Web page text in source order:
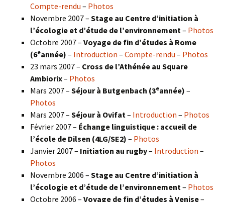
Compte-rendu – Photos
Novembre 2007 – Stage au Centre d’initiation à
l’écologie et d’étude de l’environnement – Photos
Octobre 2007 – Voyage de fin d’études à Rome
(6eannée) – Introduction – Compte-rendu – Photos
23 mars 2007 – Cross de l’Athénée au Square
Ambiorix– Photos
Mars 2007 – Séjour à Butgenbach (3eannée) –
Photos
Mars 2007 – Séjour à Ovifat – Introduction – Photos
Février 2007 – Échange linguistique : accueil de
l’école de Dilsen (4LG/SE2) – Photos
Janvier 2007 – Initiation au rugby– Introduction –
Photos
Novembre 2006 – Stage au Centre d’initiation à
l’écologie et d’étude de l’environnement – Photos
Octobre 2006 – Voyage de fin d’études à Venise–